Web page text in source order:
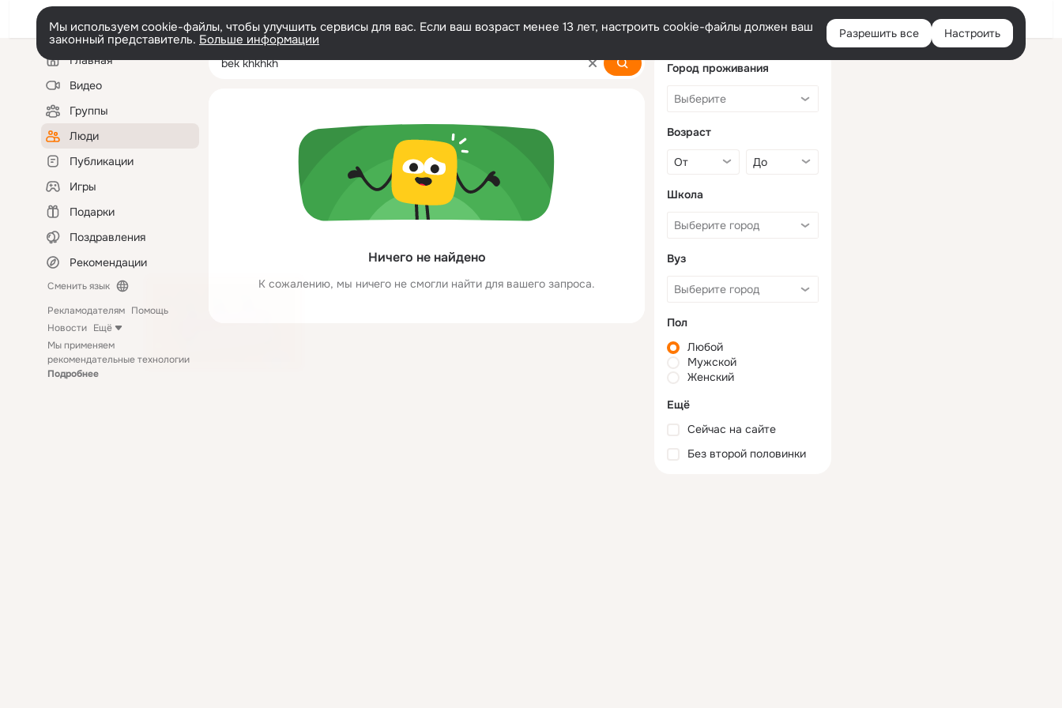
Войти
Мы используем cookie-файлы, чтобы улучшить сервисы для вас. Если ваш возраст менее 13 лет, настроить cookie-файлы должен ваш
законный представитель. Больше информации Разрешить все Настроить
Левая
колонкаГлавная
Видео
Группы
Люди
Публикации
Игры
Подарки
Поздравления
Рекомендации
Сменить язык
Рекламодателям Помощь
Новости Ещё
Мы применяем
рекомендательные технологии
Подробнее
bek khkhkh
Ничего не найдено
К сожалению, мы ничего не смогли найти для вашего запроса.
Город проживания
Возраст
Школа
Вуз
Пол
Любой
Мужской
Женский
Ещё
Сейчас на сайте
Без второй половинки